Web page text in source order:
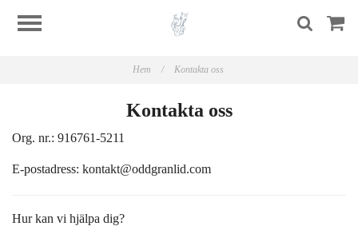
Hem / Kontakta oss
Kontakta oss
Org. nr.: 916761-5211
E-postadress: kontakt@oddgranlid.com
Hur kan vi hjälpa dig?